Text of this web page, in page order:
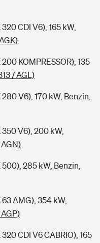
CDI V6), 165 kW,
KOMPRESSOR), 135
/ AGL)
V6), 170 kW, Benzin,
V6), 200 kW,
AGN)
285 kW, Benzin,
AMG), 354 kW,
AGP)
CDI V6 CABRIO), 165